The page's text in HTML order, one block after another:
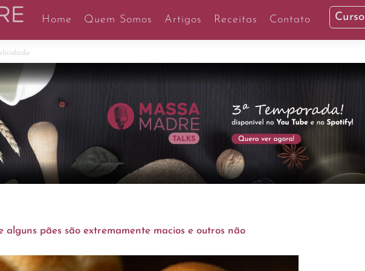
Home Quem Somos Artigos Receitas Contato
alguns pães são extremamente macios e outros não